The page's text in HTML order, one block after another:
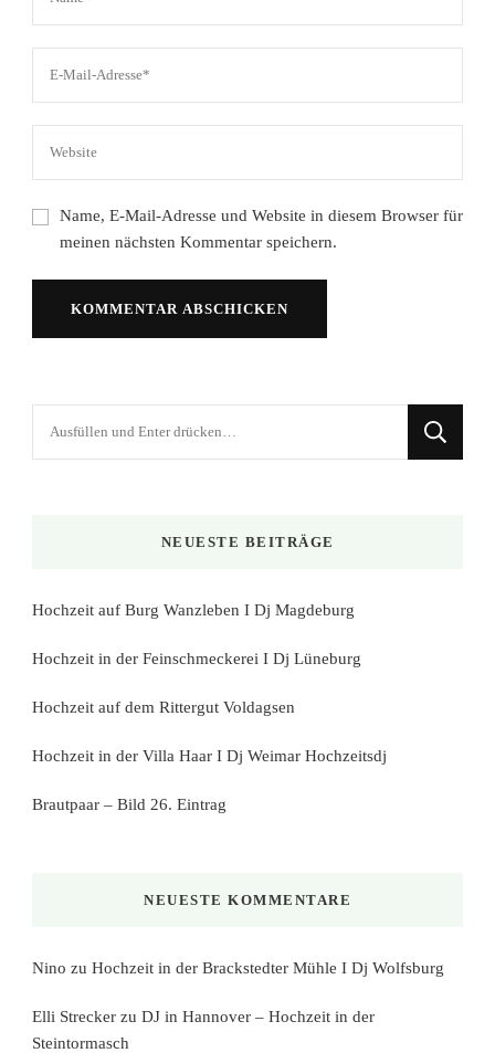
Name, E-Mail-Adresse und Website in diesem Browser für
meinen nächsten Kommentar speichern.
NEUESTE BEITRÄGE
Hochzeit auf Burg Wanzleben I Dj Magdeburg
Hochzeit in der Feinschmeckerei I Dj Lüneburg
Hochzeit auf dem Rittergut Voldagsen
Hochzeit in der Villa Haar I Dj Weimar Hochzeitsdj
Brautpaar – Bild 26. Eintrag
NEUESTE KOMMENTARE
Nino zu Hochzeit in der Brackstedter Mühle I Dj Wolfsburg
Elli Strecker zu DJ in Hannover – Hochzeit in der
Steintormasch